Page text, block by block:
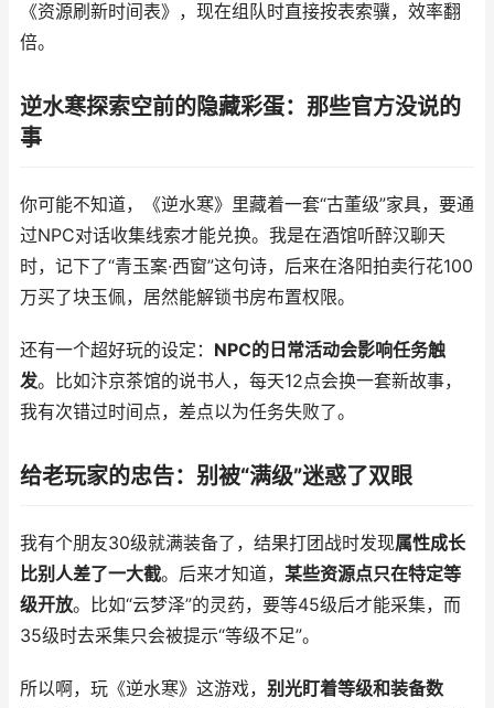
《资源刷新时间表》，现在组队时直接按表索骥，效率翻
倍。
逆水寒探索空前的隐藏彩蛋：那些官方没说的
事
你可能不知道，《逆水寒》里藏着一套“古董级”家具，要通
过NPC对话收集线索才能兑换。我是在酒馆听醉汉聊天
时，记下了“青玉案·西窗”这句诗，后来在洛阳拍卖行花100
万买了块玉佩，居然能解锁书房布置权限。
还有一个超好玩的设定： NPC的日常活动会影响任务触
发。比如汴京茶馆的说书人，每天12点会换一套新故事，
我有次错过时间点，差点以为任务失败了。
给老玩家的忠告：别被“满级”迷惑了双眼
我有个朋友30级就满装备了，结果打团战时发现属性成长
比别人差了一大截。后来才知道， 某些资源点只在特定等
级开放。比如“云梦泽”的灵药，要等45级后才能采集，而
35级时去采集只会被提示“等级不足”。
所以啊，玩《逆水寒》这游戏， 别光盯着等级和装备数